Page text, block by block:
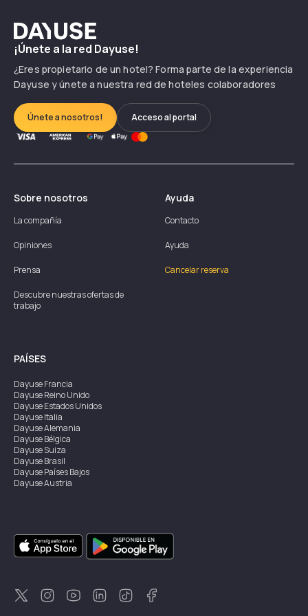
Dayuse
¡Únete a la red Dayuse!
¿Eres propietario de un hotel? Forma parte de la experiencia
Dayuse y únete a nuestra red de hoteles colaboradores
Únete a nosotros! Acceso al portal
Sobre nosotros
La compañía
Opiniones
Prensa
Descubre nuestras ofertas de
trabajo
Ayuda
Contacto
Ayuda
Cancelar reserva
PAÍSES
DayuseFrancia
DayuseReino Unido
DayuseEstados Unidos
DayuseItalia
DayuseAlemania
DayuseBélgica
DayuseSuiza
DayuseBrasil
DayusePaíses Bajos
DayuseAustria
DayuseSingapur
DayuseSuecia
DayuseTailandia
DayuseNueva Zelanda
DayuseTurquía